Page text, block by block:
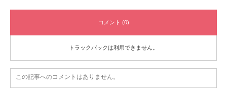
コメント (0)
トラックバックは利用できません。
この記事へのコメントはありません。